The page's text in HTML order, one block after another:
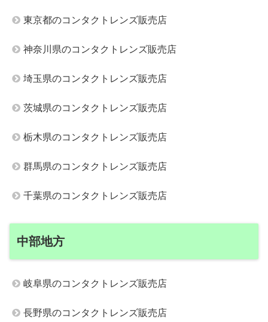
東京都のコンタクトレンズ販売店
神奈川県のコンタクトレンズ販売店
埼玉県のコンタクトレンズ販売店
茨城県のコンタクトレンズ販売店
栃木県のコンタクトレンズ販売店
群馬県のコンタクトレンズ販売店
千葉県のコンタクトレンズ販売店
中部地方
岐阜県のコンタクトレンズ販売店
長野県のコンタクトレンズ販売店